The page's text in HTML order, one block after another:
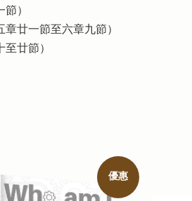
）
廿一節至六章九節）
廿節）
優惠